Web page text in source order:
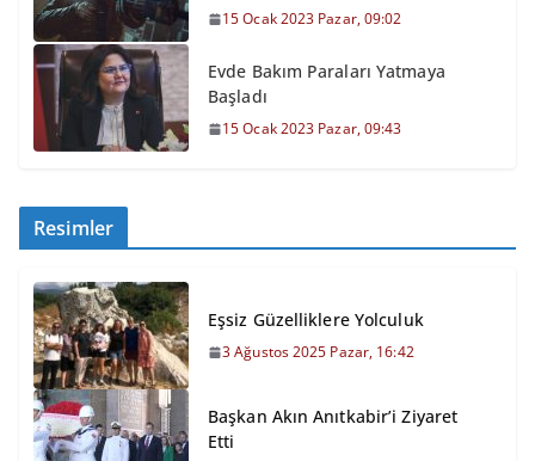
15 Ocak 2023 Pazar, 09:02
Evde Bakım Paraları Yatmaya
Başladı
15 Ocak 2023 Pazar, 09:43
Resimler
Eşsiz Güzelliklere Yolculuk
3 Ağustos 2025 Pazar, 16:42
Başkan Akın Anıtkabir’i Ziyaret
Etti